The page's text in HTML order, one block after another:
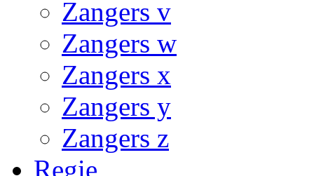
Zangers v
Zangers w
Zangers x
Zangers y
Zangers z
Regie